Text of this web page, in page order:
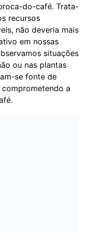
do-café. Trata-
recursos
não deveria mais
em nossas
situações
ou nas plantas
se fonte de
a